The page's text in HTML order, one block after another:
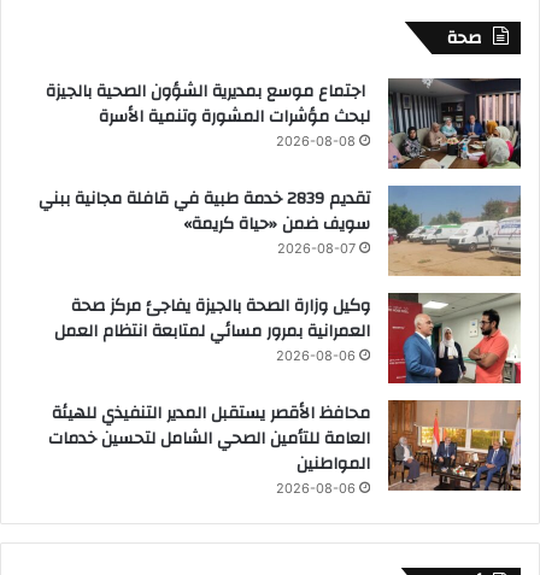
صحة
اجتماع موسع بمديرية الشؤون الصحية بالجيزة
لبحث مؤشرات المشورة وتنمية الأسرة
2026-08-08
تقديم 2839 خدمة طبية في قافلة مجانية ببني
سويف ضمن «حياة كريمة»
2026-08-07
وكيل وزارة الصحة بالجيزة يفاجئ مركز صحة
العمرانية بمرور مسائي لمتابعة انتظام العمل
2026-08-06
محافظ الأقصر يستقبل المدير التنفيذي للهيئة
العامة للتأمين الصحي الشامل لتحسين خدمات
المواطنين
2026-08-06